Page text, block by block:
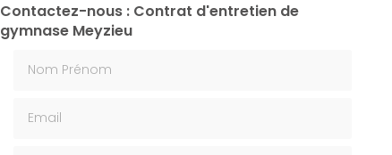
Contactez-nous : Contrat d'entretien de
gymnase Meyzieu